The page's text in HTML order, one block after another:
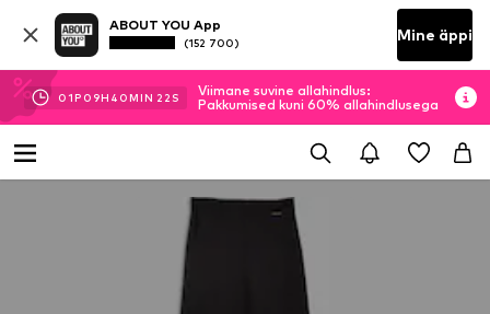
ABOUT YOU App
(152 700) Mine äppi
01P 09H 40MIN 22 S
Viimane suvine allahindlus:
Pakkumised kuni 60% allahindlusega